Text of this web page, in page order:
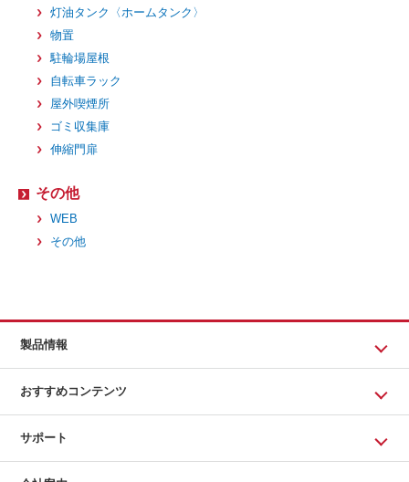
灯油タンク〈ホームタンク〉
物置
駐輪場屋根
自転車ラック
屋外喫煙所
ゴミ収集庫
伸縮門扉
その他
WEB
その他
製品情報
おすすめコンテンツ
サポート